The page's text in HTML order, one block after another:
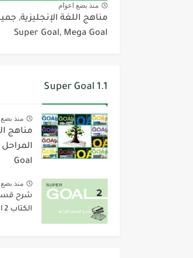
منذ بضع اعوام
مناهج اللغة الإنجليزية,
Super Goal, Mega Goal
Super Goal 1.1
منذ بضع
مناهج
Goal
منذ بضع
شرح قسم
الكتاب Super Goal 2 -...